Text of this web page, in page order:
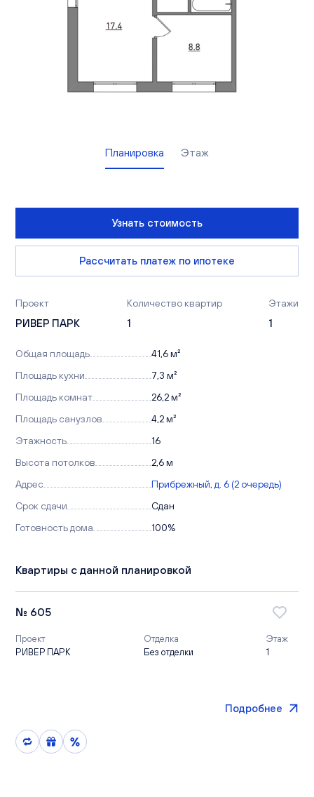
Офисы продаж
Планировка Этаж
Узнать стоимость
Рассчитать платеж по ипотеке
Проект
РИВЕР ПАРК
Количество квартир
1
Этажи
1
Общая площадь
41,6 м²
Площадь кухни
7,3 м²
Площадь комнат
26,2 м²
Площадь санузлов
4,2 м²
Этажность
16
Высота потолков
2,6 м
Адрес
Прибрежный, д. 6 (2 очередь)
Срок сдачи
Сдан
Готовность дома
100%
Квартиры с данной планировкой
№ 605
Проект
РИВЕР ПАРК
Отделка
Без отделки
Этаж
1
Подробнее